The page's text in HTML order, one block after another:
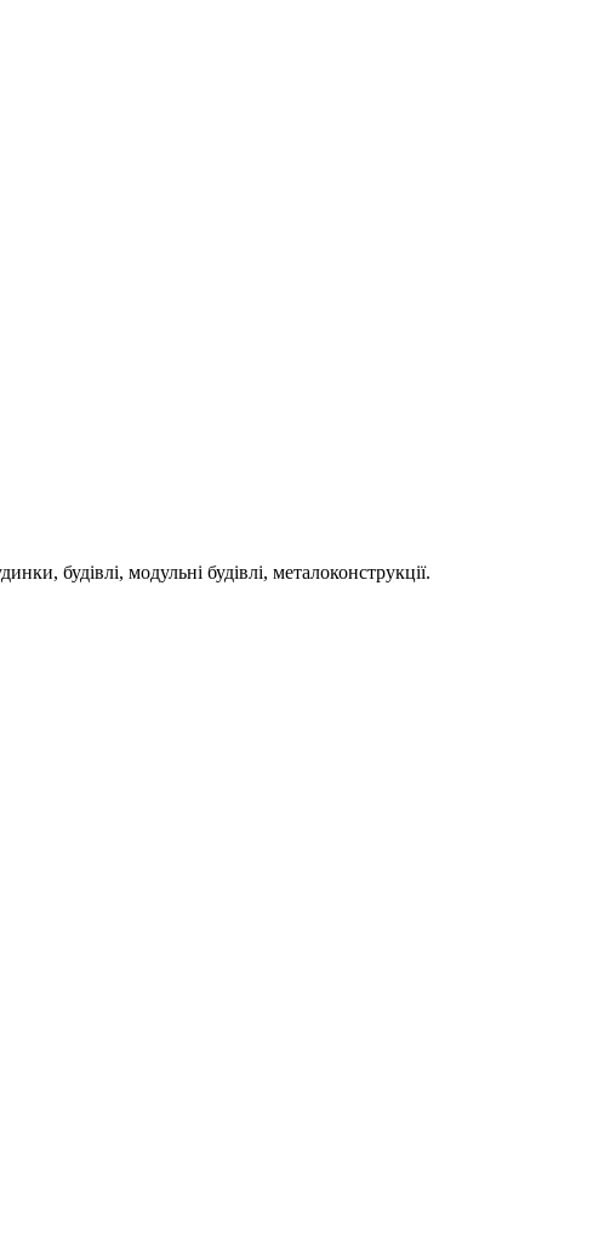
модульні будівлі, металоконструкції.